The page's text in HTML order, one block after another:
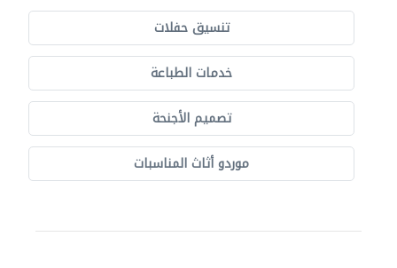
تنسيق حفلات
خدمات الطباعة
تصميم الأجنحة
موردو أثاث المناسبات